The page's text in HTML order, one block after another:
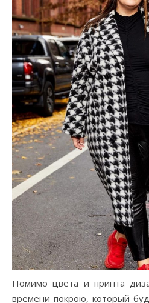
Помимо цвета и принта
времени покрою, который